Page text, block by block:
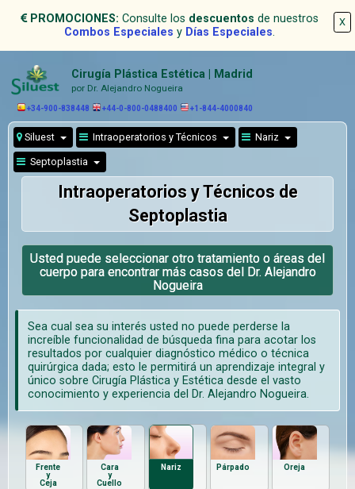
X
PROMOCIONES: Consulte los descuentos de nuestros
Combos Especiales y Días Especiales.
Cirugía Plástica Estética | Madrid
por Dr. Alejandro Nogueira
+34-900-838448 +44-0-800-0488400 +1-844-4000840
Siluest Intraoperatorios y Técnicos Nariz
Septoplastia
Intraoperatorios y Técnicos de
Septoplastia
Usted puede seleccionar otro tratamiento o áreas del
cuerpo para encontrar más casos del Dr. Alejandro
Nogueira
Sea cual sea su interés usted no puede perderse la
increíble funcionalidad de búsqueda fina para acotar los
resultados por cualquier diagnóstico médico o técnica
quirúrgica dada; esto le permitirá un aprendizaje integral y
único sobre Cirugía Plástica y Estética desde el vasto
conocimiento y experiencia del Dr. Alejandro Nogueira.
Frente
y
Ceja
Cara
y
Cuello
Nariz Párpado Oreja